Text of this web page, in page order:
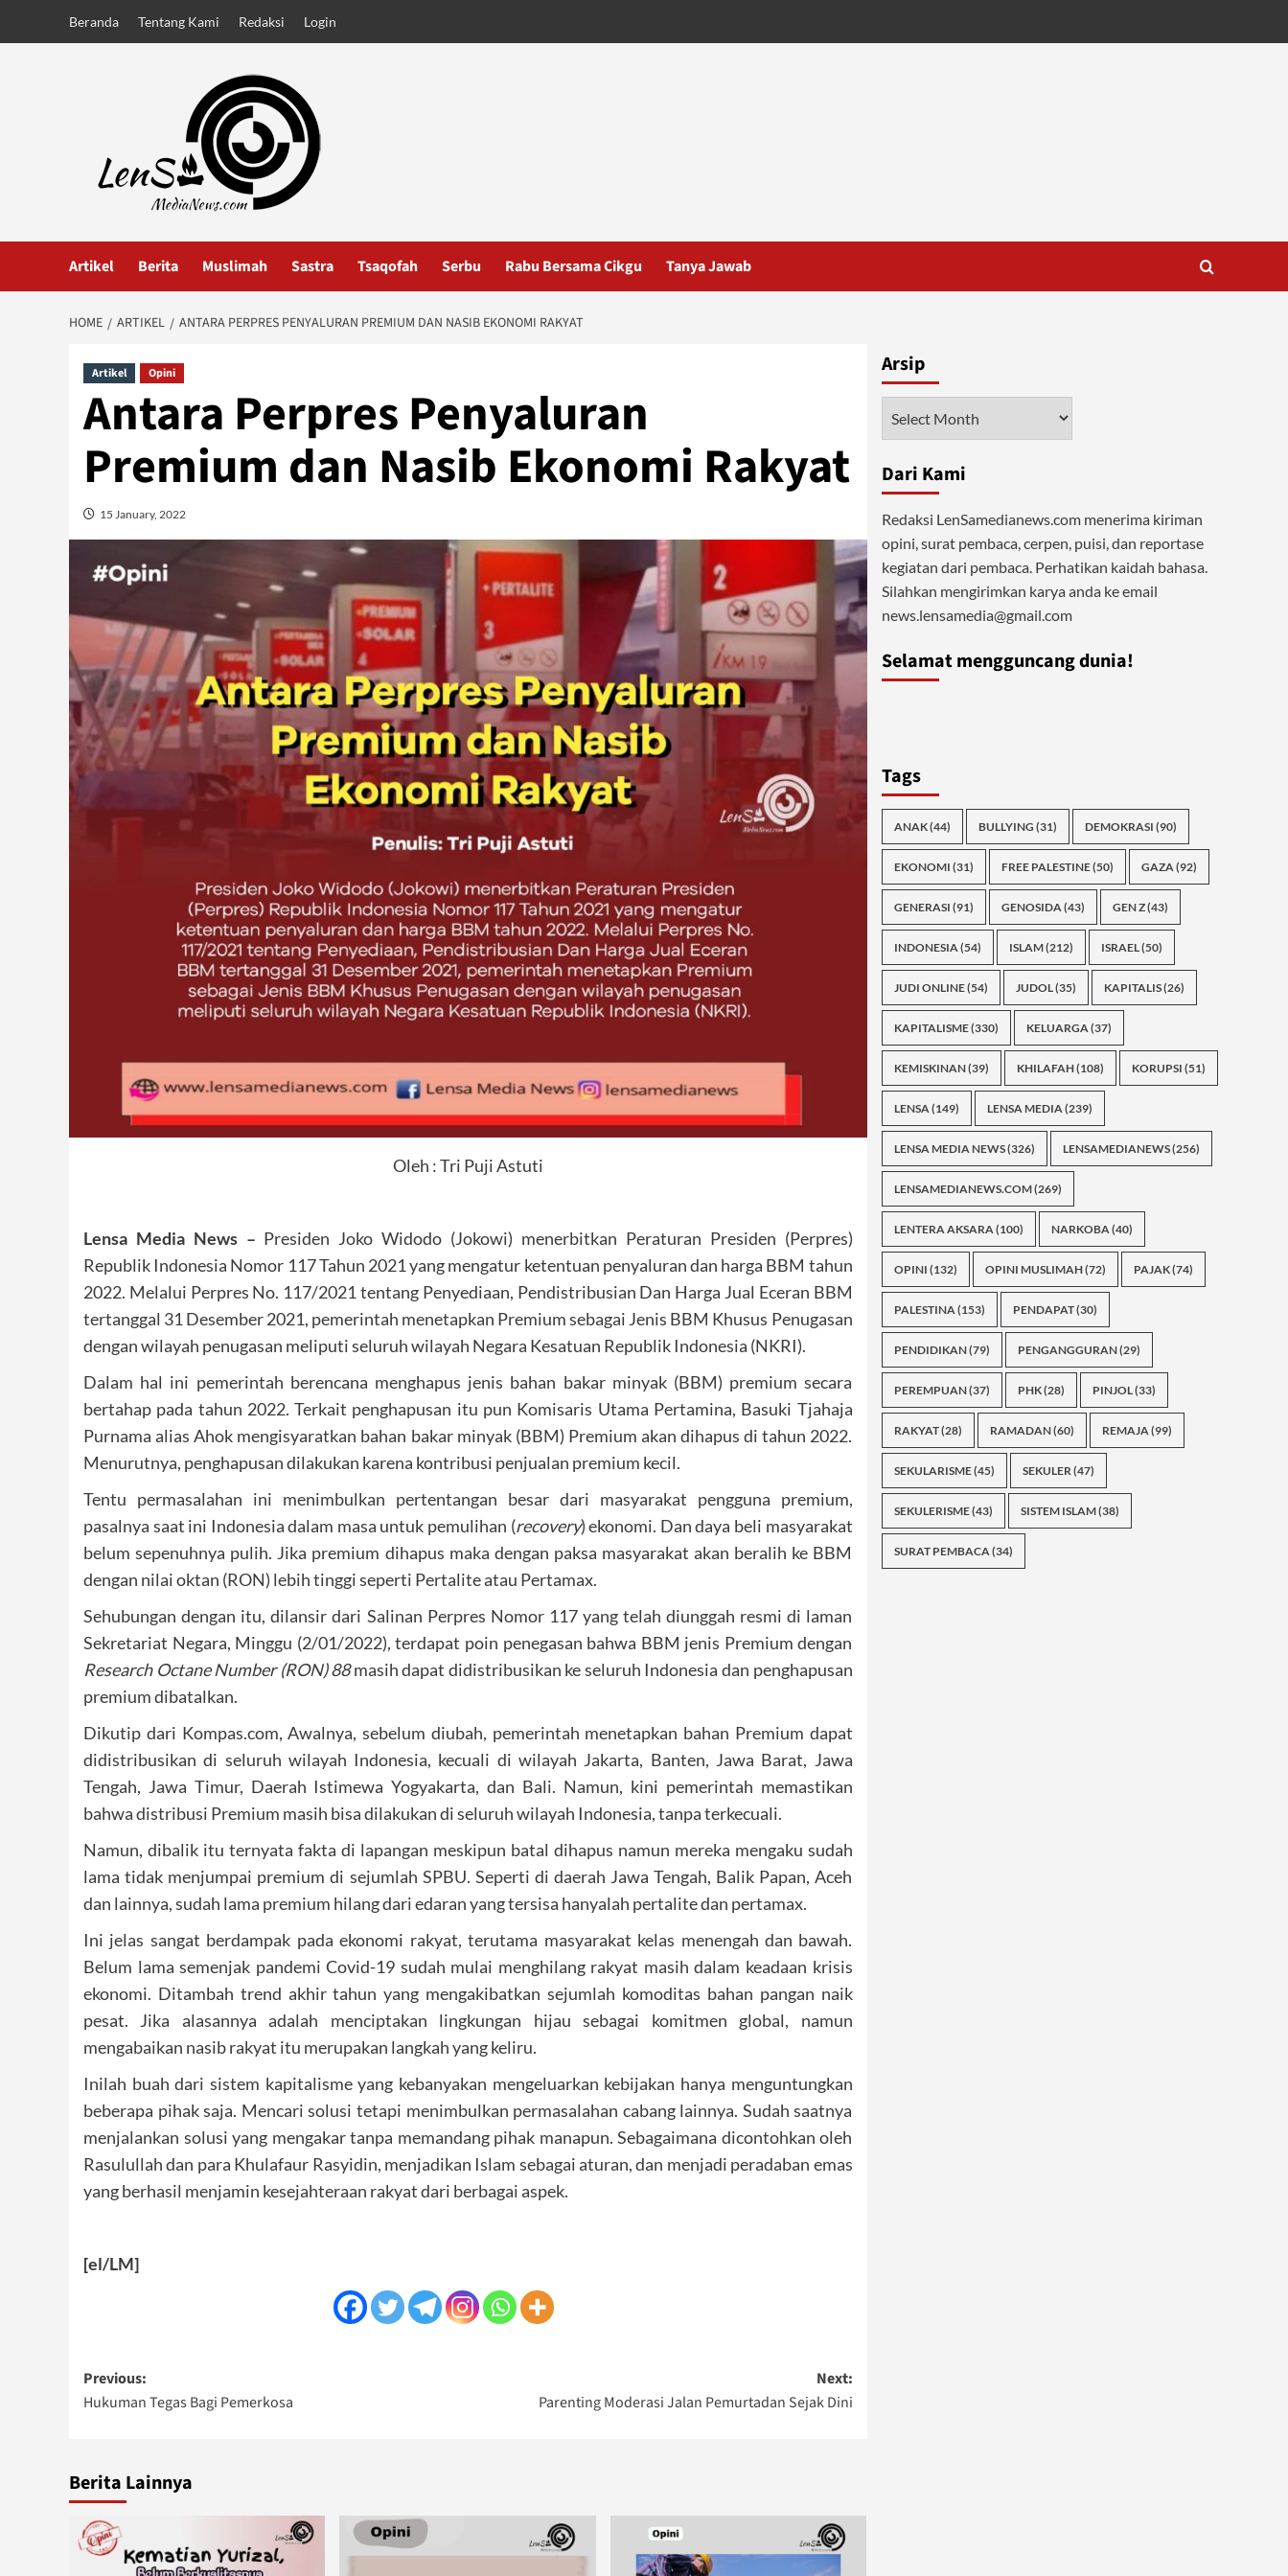
Beranda Tentang Kami Redaksi Login
Artikel Berita Muslimah Sastra Tsaqofah Serbu Rabu Bersama Cikgu Tanya Jawab
HOME ARTIKEL ANTARA PERPRES PENYALURAN PREMIUM DAN NASIB EKONOMI RAKYAT
Artikel Opini
Antara Perpres Penyaluran
Premium dan Nasib Ekonomi Rakyat
15 January, 2022
Oleh : Tri Puji Astuti
Lensa Media News – Presiden Joko Widodo (Jokowi) menerbitkan Peraturan Presiden (Perpres)
Republik Indonesia Nomor 117 Tahun 2021 yang mengatur ketentuan penyaluran dan harga BBM tahun
2022. Melalui Perpres No. 117/2021 tentang Penyediaan, Pendistribusian Dan Harga Jual Eceran BBM
tertanggal 31 Desember 2021, pemerintah menetapkan Premium sebagai Jenis BBM Khusus Penugasan
dengan wilayah penugasan meliputi seluruh wilayah Negara Kesatuan Republik Indonesia (NKRI).
Dalam hal ini pemerintah berencana menghapus jenis bahan bakar minyak (BBM) premium secara
bertahap pada tahun 2022. Terkait penghapusan itu pun Komisaris Utama Pertamina, Basuki Tjahaja
Purnama alias Ahok mengisyaratkan bahan bakar minyak (BBM) Premium akan dihapus di tahun 2022.
Menurutnya, penghapusan dilakukan karena kontribusi penjualan premium kecil.
Tentu permasalahan ini menimbulkan pertentangan besar dari masyarakat pengguna premium,
pasalnya saat ini Indonesia dalam masa untuk pemulihan (recovery) ekonomi. Dan daya beli masyarakat
belum sepenuhnya pulih. Jika premium dihapus maka dengan paksa masyarakat akan beralih ke BBM
dengan nilai oktan (RON) lebih tinggi seperti Pertalite atau Pertamax.
Sehubungan dengan itu, dilansir dari Salinan Perpres Nomor 117 yang telah diunggah resmi di laman
Sekretariat Negara, Minggu (2/01/2022), terdapat poin penegasan bahwa BBM jenis Premium dengan
Research Octane Number (RON) 88masih dapat didistribusikan ke seluruh Indonesia dan penghapusan
premium dibatalkan.
Dikutip dari Kompas.com, Awalnya, sebelum diubah, pemerintah menetapkan bahan Premium dapat
didistribusikan di seluruh wilayah Indonesia, kecuali di wilayah Jakarta, Banten, Jawa Barat, Jawa
Tengah, Jawa Timur, Daerah Istimewa Yogyakarta, dan Bali. Namun, kini pemerintah memastikan
bahwa distribusi Premium masih bisa dilakukan di seluruh wilayah Indonesia, tanpa terkecuali.
Namun, dibalik itu ternyata fakta di lapangan meskipun batal dihapus namun mereka mengaku sudah
lama tidak menjumpai premium di sejumlah SPBU. Seperti di daerah Jawa Tengah, Balik Papan, Aceh
dan lainnya, sudah lama premium hilang dari edaran yang tersisa hanyalah pertalite dan pertamax.
Ini jelas sangat berdampak pada ekonomi rakyat, terutama masyarakat kelas menengah dan bawah.
Belum lama semenjak pandemi Covid-19 sudah mulai menghilang rakyat masih dalam keadaan krisis
ekonomi. Ditambah trend akhir tahun yang mengakibatkan sejumlah komoditas bahan pangan naik
pesat. Jika alasannya adalah menciptakan lingkungan hijau sebagai komitmen global, namun
mengabaikan nasib rakyat itu merupakan langkah yang keliru.
Inilah buah dari sistem kapitalisme yang kebanyakan mengeluarkan kebijakan hanya menguntungkan
beberapa pihak saja. Mencari solusi tetapi menimbulkan permasalahan cabang lainnya. Sudah saatnya
menjalankan solusi yang mengakar tanpa memandang pihak manapun. Sebagaimana dicontohkan oleh
Rasulullah dan para Khulafaur Rasyidin, menjadikan Islam sebagai aturan, dan menjadi peradaban emas
yang berhasil menjamin kesejahteraan rakyat dari berbagai aspek.
[el/LM]
Post
navigation
Previous:
Hukuman Tegas Bagi Pemerkosa
Next:
Parenting Moderasi Jalan Pemurtadan Sejak Dini
Berita Lainnya
Arsip
Dari Kami
Redaksi LenSamedianews.com menerima kiriman
opini, surat pembaca, cerpen, puisi, dan reportase
kegiatan dari pembaca. Perhatikan kaidah bahasa.
Silahkan mengirimkan karya anda ke email
news.lensamedia@gmail.com
Selamat mengguncang dunia!
Tags
ANAK(44) BULLYING (31) DEMOKRASI (90)
EKONOMI (31) FREE PALESTINE(50) GAZA(92)
GENERASI (91) GENOSIDA(43) GEN Z(43)
INDONESIA(54) ISLAM(212) ISRAEL(50)
JUDI ONLINE(54) JUDOL(35) KAPITALIS(26)
KAPITALISME(330) KELUARGA(37)
KEMISKINAN(39) KHILAFAH(108) KORUPSI (51)
LENSA(149) LENSA MEDIA(239)
LENSA MEDIA NEWS(326) LENSAMEDIANEWS(256)
LENSAMEDIANEWS.COM(269)
LENTERA AKSARA(100) NARKOBA(40)
OPINI (132) OPINI MUSLIMAH(72) PAJAK(74)
PALESTINA(153) PENDAPAT(30)
PENDIDIKAN(79) PENGANGGURAN(29)
PEREMPUAN(37) PHK(28) PINJOL(33)
RAKYAT(28) RAMADAN(60) REMAJA(99)
SEKULARISME(45) SEKULER(47)
SEKULERISME(43) SISTEM ISLAM(38)
SURAT PEMBACA(34)